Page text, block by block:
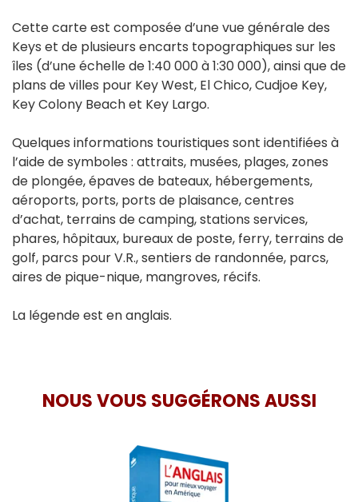
Cette carte est composée d’une vue générale des
Keys et de plusieurs encarts topographiques sur les
îles (d’une échelle de 1:40 000 à 1:30 000), ainsi que de
plans de villes pour Key West, El Chico, Cudjoe Key,
Key Colony Beach et Key Largo.
Quelques informations touristiques sont identifiées à
l’aide de symboles : attraits, musées, plages, zones
de plongée, épaves de bateaux, hébergements,
aéroports, ports, ports de plaisance, centres
d’achat, terrains de camping, stations services,
phares, hôpitaux, bureaux de poste, ferry, terrains de
golf, parcs pour V.R., sentiers de randonnée, parcs,
aires de pique-nique, mangroves, récifs.
La légende est en anglais.
NOUS VOUS SUGGÉRONS AUSSI